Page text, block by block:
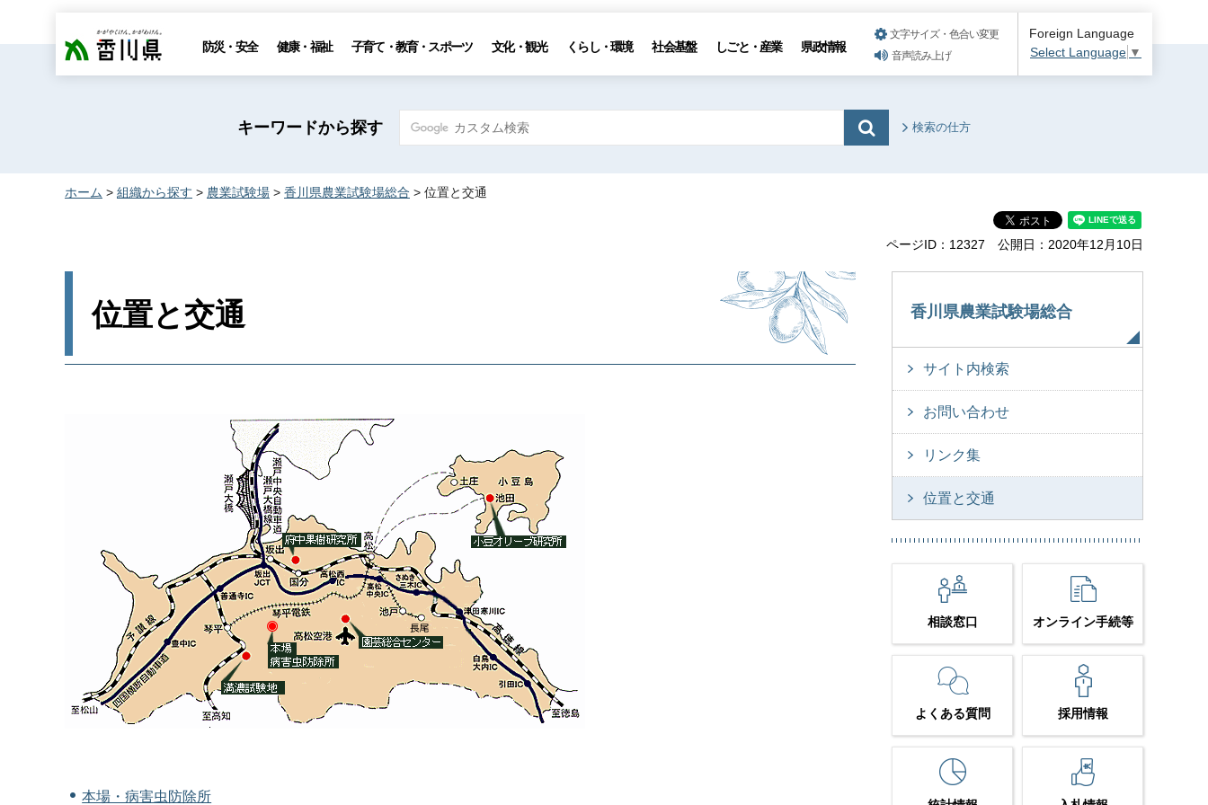
香川県 防災・安全 健康・福祉 子育て・教育・スポーツ 文化・観光 くらし・環境 社会基盤 しごと・産業 県政情報
文字サイズ・色合い変更
音声読み上げ
Foreign Language
Select Language ▼
キーワードから探す 検索の仕方
ホーム > 組織から探す > 農業試験場 > 香川県農業試験場総合 > 位置と交通
ページID：12327 公開日：2020年12月10日
位置と交通
本場・病害虫防除所
香川県農業試験場総合
サイト内検索
お問い合わせ
リンク集
位置と交通
相談窓口 オンライン手続等
よくある質問 採用情報